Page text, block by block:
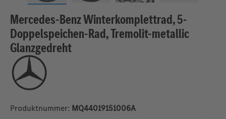
Mercedes-Benz Winterkomplettrad, 5-
Doppelspeichen-Rad, Tremolit-metallic
Glanzgedreht
Produktnummer: MQ44019151006A